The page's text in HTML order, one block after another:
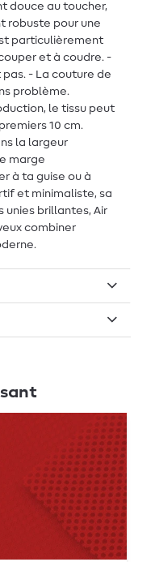
douce au toucher,
robuste pour une
particulièrement
et à coudre. -
- La couture de
problème.
le tissu peut
10 cm.
la largeur
marge
à ta guise ou à
et minimaliste, sa
unies brillantes, Air
combiner